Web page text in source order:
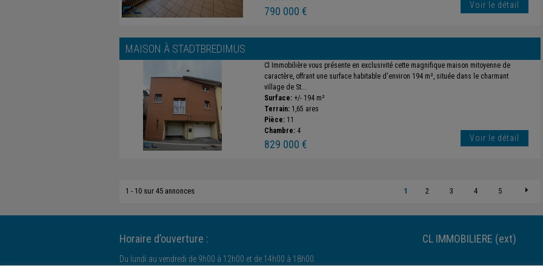
790 000 € Voir le détail
MAISON À STADTBREDIMUS
Cl Immobilière vous présente en exclusivité cette magnifique maison mitoyenne de
caractère, offrant une surface habitable d'environ 194 m², située dans le charmant
village de St...
Surface: +/- 194 m²
Terrain: 1,65 ares
Pièce: 11
Chambre: 4
829 000 € Voir le détail
1 - 10 sur 45 annonces 1 2 3 4 5
Horaire d’ouverture :
Du lundi au vendredi de 9h00 à 12h00 et de 14h00 à 18h00.
CL IMMOBILIERE (ext)